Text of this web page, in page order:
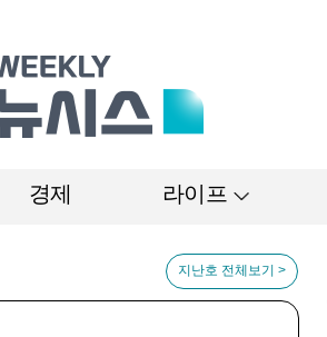
경제 라이프
지난호 전체보기 >